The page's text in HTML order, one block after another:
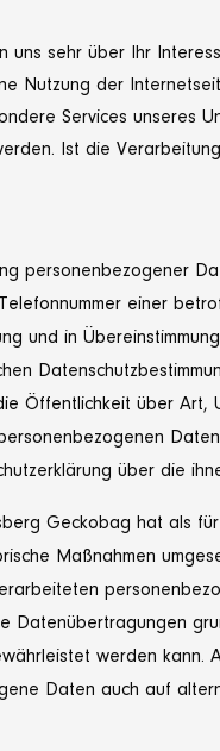
uns sehr über Ihr
Nutzung der
Services unseres
Ist die
personenbezogener
einer
und in
Öffentlichkeit über Art,
über die
Geckobag hat als
Maßnahmen
Datenübertragungen
werden kann.
Daten auch auf